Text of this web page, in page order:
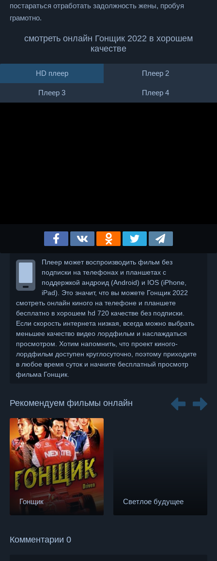
постараться отработать задолжность жены, пробуя
грамотно.
смотреть онлайн Гонщик 2022 в хорошем
качестве
HD плеер Плеер 2
Плеер 3 Плеер 4
Плеер может воспроизводить фильм без
подписки на телефонах и планшетах с
поддержкой андроид (Android) и IOS (iPhone,
iPad). Это значит, что вы можете Гонщик 2022
смотреть онлайн киного на телефоне и планшете
бесплатно в хорошем hd 720 качестве без подписки.
Если скорость интернета низкая, всегда можно выбрать
меньшее качество видео лордфильм и наслаждаться
просмотром. Хотим напомнить, что проект киного-
лордфильм доступен круглосуточно, поэтому приходите
в любое время суток и начните бесплатный просмотр
фильма Гонщик.
Рекомендуем фильмы онлайн
Гонщик Светлое будущее
Комментарии 0